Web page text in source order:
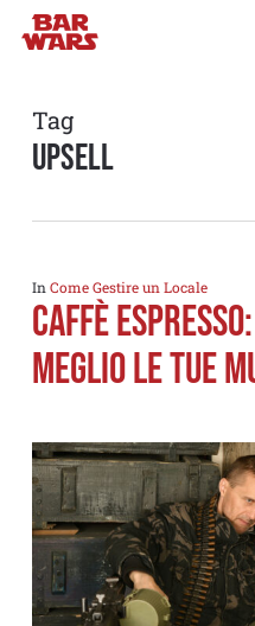
Skip
content
Tag
upsell
In Come Gestire un Locale
Caffè
meglio le tue